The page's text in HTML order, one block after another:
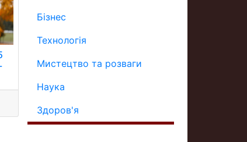
Бізнес
Технологія
Мистецтво та розваги
Наука
Здоров'я